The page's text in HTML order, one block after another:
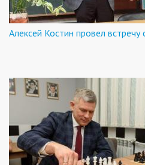
Алексей Костин провел встречу